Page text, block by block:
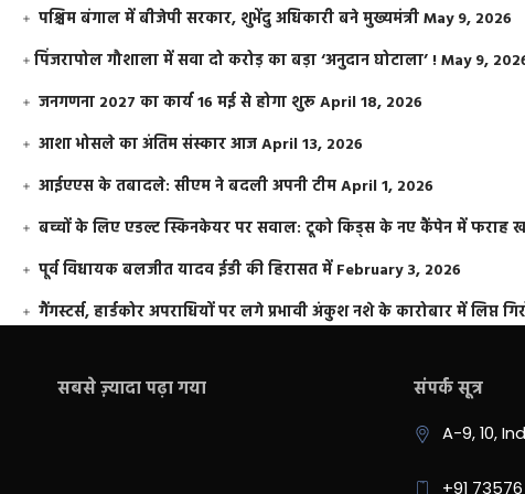
पश्चिम बंगाल में बीजेपी सरकार, शुभेंदु अधिकारी बने मुख्यमंत्रीMay 9, 2026
​पिंजरापोल गौशाला में सवा दो करोड़ का बड़ा ‘अनुदान घोटाला’ !May 9,
जनगणना 2027 का कार्य 16 मई से होगा शुरूApril 18, 2026
आशा भोसले का अंतिम संस्कार आजApril 13, 2026
आईएएस के तबादले: सीएम ने बदली अपनी टीमApril 1, 2026
बच्चों के लिए एडल्ट स्किनकेयर पर सवाल: टूको किड्स के नए कैंपेन में फराह
पूर्व विधायक बलजीत यादव ईडी की हिरासत में February 3, 2026
गैंगस्टर्स, हार्डकोर अपराधियों पर लगे प्रभावी अंकुश नशे के कारोबार में लिप्त
सबसे ज़्यादा पढ़ा गया संपर्क सूत्र
A-9, 10,
+91